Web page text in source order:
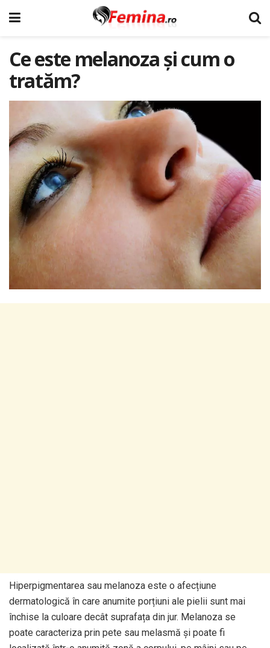
Ce este melanoza și cum o
tratăm?
Hiperpigmentarea sau melanoza este o afecțiune
dermatologică în care anumite porțiuni ale pielii sunt mai
închise la culoare decât suprafața din jur. Melanoza se
poate caracteriza prin pete sau melasmă și poate fi